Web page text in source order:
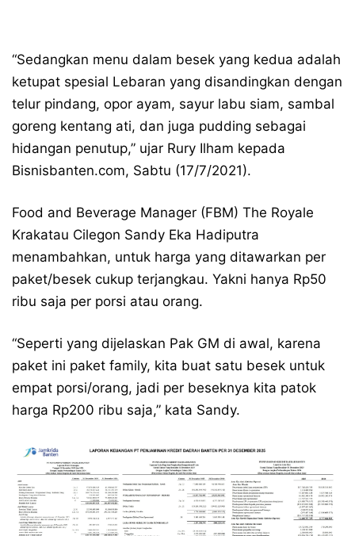
“Sedangkan menu dalam besek yang kedua adalah
ketupat spesial Lebaran yang disandingkan dengan
telur pindang, opor ayam, sayur labu siam, sambal
goreng kentang ati, dan juga pudding sebagai
hidangan penutup,” ujar Rury Ilham kepada
Bisnisbanten.com, Sabtu (17/7/2021).
Food and Beverage Manager (FBM) The Royale
Krakatau Cilegon Sandy Eka Hadiputra
menambahkan, untuk harga yang ditawarkan per
paket/besek cukup terjangkau. Yakni hanya Rp50
ribu saja per porsi atau orang.
“Seperti yang dijelaskan Pak GM di awal, karena
paket ini paket family, kita buat satu besek untuk
empat porsi/orang, jadi per beseknya kita patok
harga Rp200 ribu saja,” kata Sandy.